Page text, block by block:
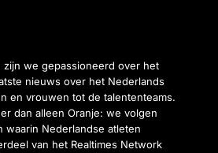
zijn we gepassioneerd over het
nieuws over het Nederlands
en vrouwen tot de talententeams.
dan alleen Oranje: we volgen
waarin Nederlandse atleten
van het Realtimes Network